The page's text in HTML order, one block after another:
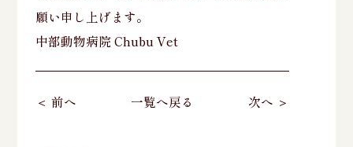
願い申し上げます。
中部動物病院 Chubu Vet
＜ 前へ 一覧へ戻る 次へ ＞